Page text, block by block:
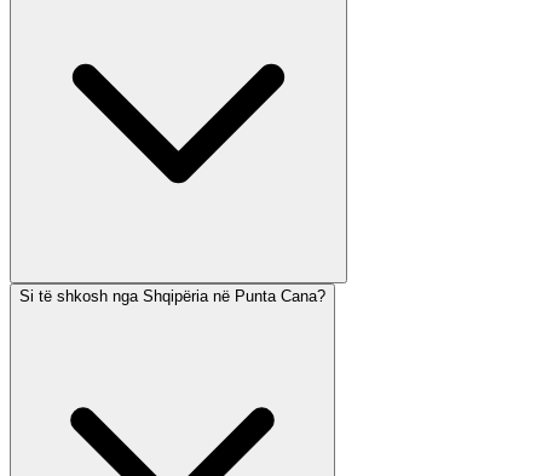
Si të shkosh nga Shqipëria në Punta Cana?